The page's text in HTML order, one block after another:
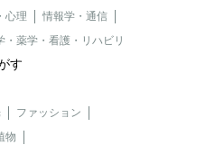
心理
情報学・通信
・薬学・看護・リハビリ
す
ファッション
物